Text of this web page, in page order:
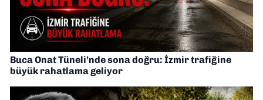
Buca Onat Tüneli’nde sona doğru: İzmir trafiğine
büyük rahatlama geliyor